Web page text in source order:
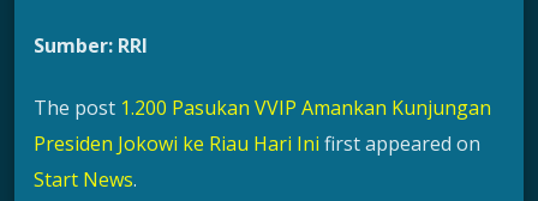
Sumber: RRI
The post 1.200 Pasukan VVIP Amankan Kunjungan
Presiden Jokowi ke Riau Hari Ini first appeared on
Start News.